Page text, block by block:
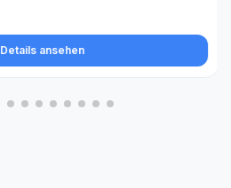
Details ansehen